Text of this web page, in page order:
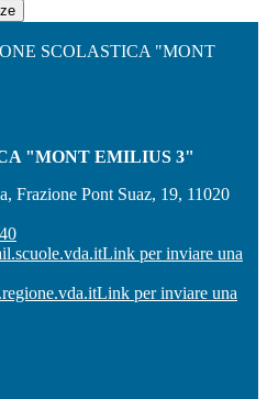
SCOLASTICA "MONT
"MONT EMILIUS 3"
Frazione Pont Suaz, 19, 11020
Link per inviare una
Link per inviare una